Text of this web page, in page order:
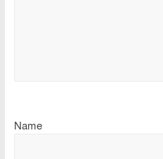
Name